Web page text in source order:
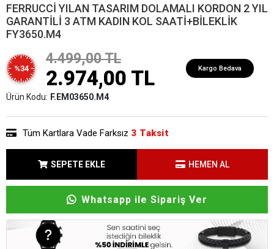
FERRUCCİ YILAN TASARIM DOLAMALI KORDON 2 YIL
GARANTİLİ 3 ATM KADIN KOL SAATİ+BİLEKLİK
FY3650.M4
%34
4.499,00 TL
2.974,00 TL Kargo Bedava
Ürün Kodu: F.EM03650.M4
Tüm Kartlara Vade Farksız 3 Taksit
SEPETE EKLE HEMEN AL
Whatsapp ile Sipariş Ver